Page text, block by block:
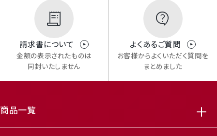
請求書について
金額の表示されたものは
同封いたしません
よくあるご質問
お客様からよくいただく質問を
まとめました
商品一覧